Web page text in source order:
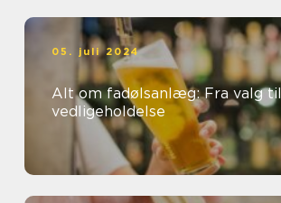
05. juli 2024
Alt om fadølsanlæg: Fra valg til
vedligeholdelse